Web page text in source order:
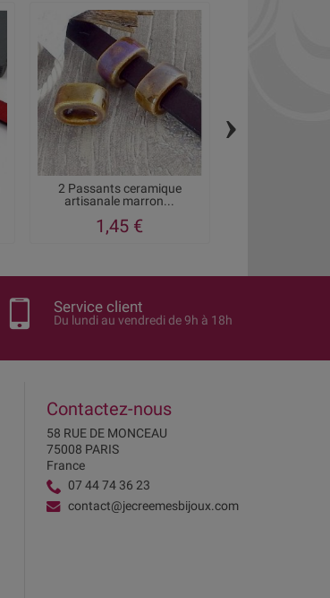
2 Passants ceramique
artisanale marron...
1,45 €
›
Service client
Du lundi au vendredi de 9h à 18h
Contactez-nous
58 RUE DE MONCEAU
75008 PARIS
France
07 44 74 36 23
contact@jecreemesbijoux.com